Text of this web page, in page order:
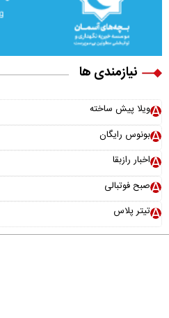
نیازمندی ها
ویلا پیش ساخته
بونوس رایگان
اخبار رازبقا
صبح فوتبالی
تیتر پلاس